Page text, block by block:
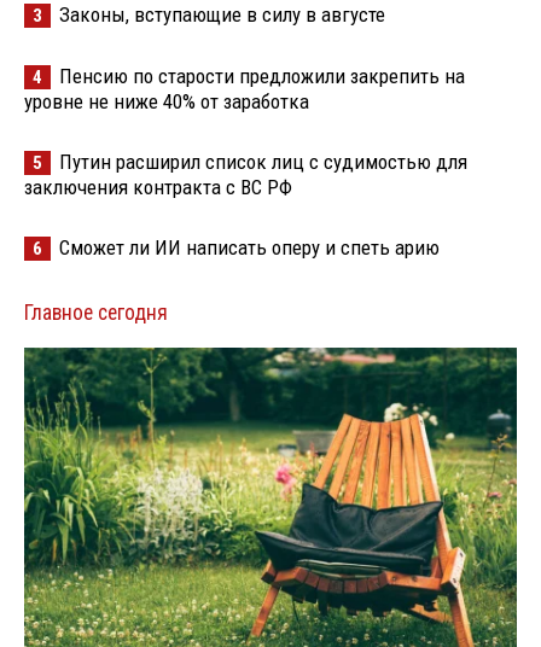
3 Законы, вступающие в силу в августе
4
Пенсию по старости предложили закрепить на
уровне не ниже 40% от заработка
5
Путин расширил список лиц с судимостью для
заключения контракта с ВС РФ
6 Сможет ли ИИ написать оперу и спеть арию
Главное сегодня